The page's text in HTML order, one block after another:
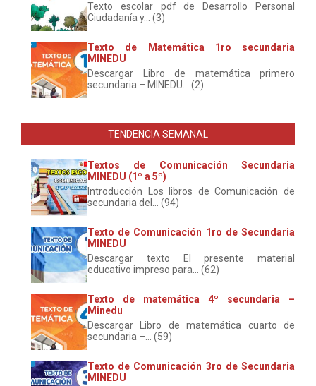
Texto escolar pdf de Desarrollo Personal
Ciudadanía y... (3)
Texto de Matemática 1ro secundaria
MINEDU
Descargar Libro de matemática primero
secundaria – MINEDU... (2)
TENDENCIA SEMANAL
Textos de Comunicación Secundaria
MINEDU (1º a 5º)
Introducción Los libros de Comunicación de
secundaria del... (94)
Texto de Comunicación 1ro de Secundaria
MINEDU
Descargar texto El presente material
educativo impreso para... (62)
Texto de matemática 4º secundaria –
Minedu
Descargar Libro de matemática cuarto de
secundaria –... (59)
Texto de Comunicación 3ro de Secundaria
MINEDU